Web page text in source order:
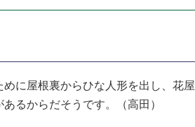
に屋根裏からひな人形を出し、花
るからだそうです。（高田）